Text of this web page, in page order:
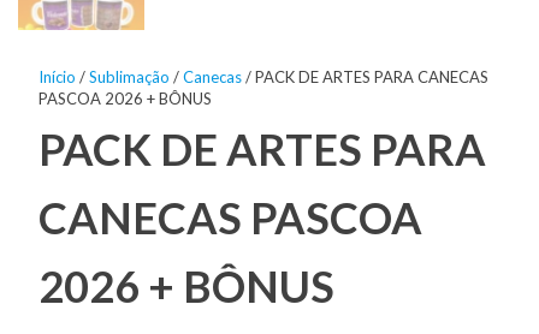
Início /Sublimação /Canecas/ PACK DE ARTES PARA CANECAS
PASCOA 2026 + BÔNUS
PACK DE ARTES PARA
CANECAS PASCOA
2026 + BÔNUS